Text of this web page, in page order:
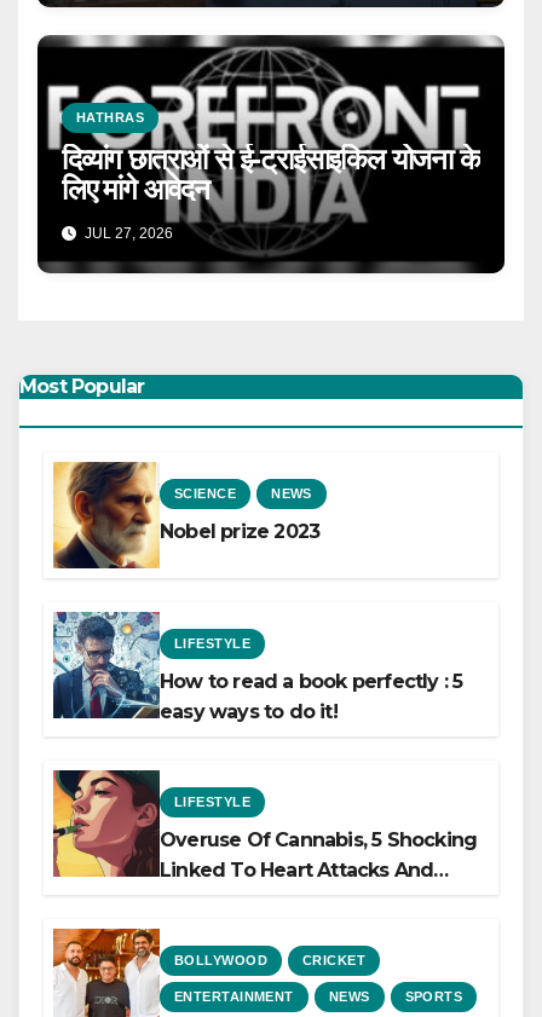
HATHRAS
दिव्यांग छात्राओं से ई-ट्राईसाइकिल योजना के
लिए मांगे आवेदन
JUL 27, 2026
Most Popular
SCIENCE NEWS
Nobel prize 2023
LIFESTYLE
How to read a book perfectly : 5
easy ways to do it!
LIFESTYLE
Overuse Of Cannabis, 5 Shocking
Linked To Heart Attacks And
BOLLYWOOD CRICKET
ENTERTAINMENT NEWS SPORTS